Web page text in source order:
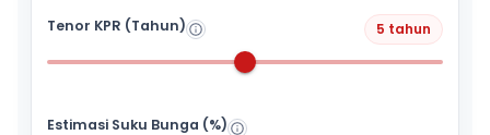
Tenor KPR (Tahun) 5 tahun
Estimasi Suku Bunga (%)